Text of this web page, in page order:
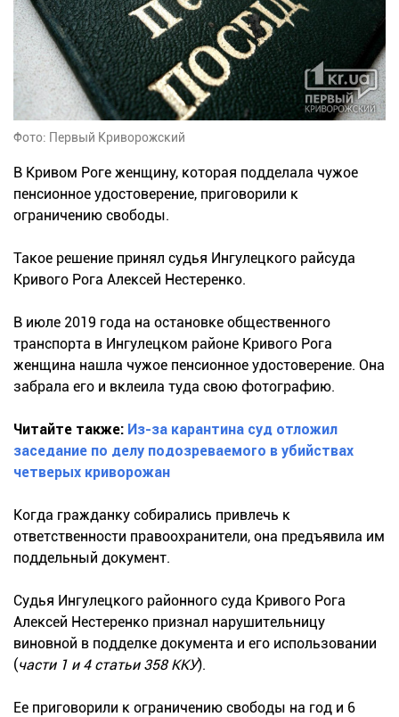
Фото: Первый Криворожский
В Кривом Роге женщину, которая подделала чужое
пенсионное удостоверение, приговорили к
ограничению свободы.
Такое решение принял судья Ингулецкого райсуда
Кривого Рога Алексей Нестеренко.
В июле 2019 года на остановке общественного
транспорта в Ингулецком районе Кривого Рога
женщина нашла чужое пенсионное удостоверение. Она
забрала его и вклеила туда свою фотографию.
Читайте также: Из-за карантина суд отложил
заседание по делу подозреваемого в убийствах
четверых криворожан
Когда гражданку собирались привлечь к
ответственности правоохранители, она предъявила им
поддельный документ.
Судья Ингулецкого районного суда Кривого Рога
Алексей Нестеренко признал нарушительницу
виновной в подделке документа и его использовании
(части 1 и 4 статьи 358 ККУ).
Ее приговорили к ограничению свободы на год и 6